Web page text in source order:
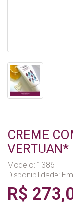
CREME
VERTUAN*
Modelo: 1386
Disponibilidade:
R$